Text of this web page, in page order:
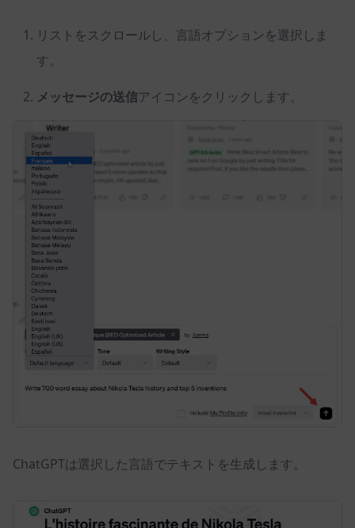
リストをスクロールし、言語オプションを選択しま
す。
メッセージの送信アイコンをクリックします。
ChatGPTは選択した言語でテキストを生成します。